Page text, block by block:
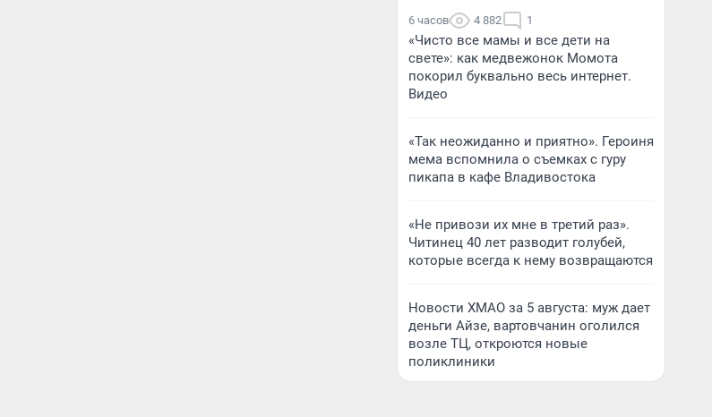
6 часов 4 882 1
«Чисто все мамы и все дети на
свете»: как медвежонок Момота
покорил буквально весь интернет.
Видео
«Так неожиданно и приятно». Героиня
мема вспомнила о съемках с гуру
пикапа в кафе Владивостока
«Не привози их мне в третий раз».
Читинец 40 лет разводит голубей,
которые всегда к нему возвращаются
Новости ХМАО за 5 августа: муж дает
деньги Айзе, вартовчанин оголился
возле ТЦ, откроются новые
поликлиники